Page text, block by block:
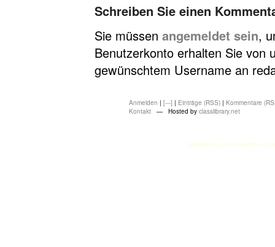
Schreiben Sie einen
Sie müssen angemeldet sein,
Benutzerkonto erhalten Sie von
gewünschtem Username an
Anmelden | [---] | Einträge (RSS) | Kommentare
Kontakt — Hosted by classlibrary.net
atasehir escort atasehir